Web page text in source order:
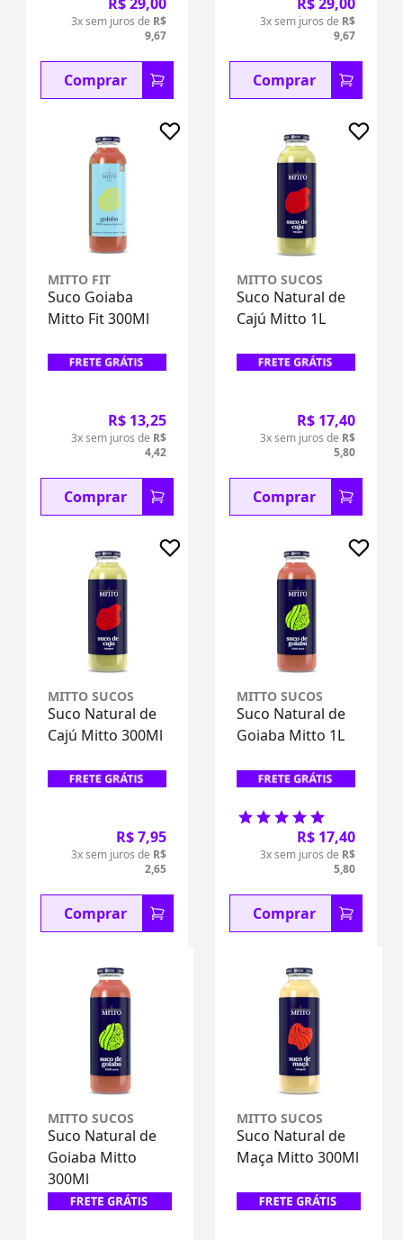
3x sem juros de R$
9,67
Comprar
3x sem juros de R$
9,67
Comprar
MITTO FIT
Suco Goiaba
Mitto Fit 300Ml
R$ 13,25
3x sem juros de R$
4,42
Comprar
MITTO SUCOS
Suco Natural de
Cajú Mitto 1L
R$ 17,40
3x sem juros de R$
5,80
Comprar
MITTO SUCOS
Suco Natural de
Cajú Mitto 300Ml
R$ 7,95
3x sem juros de R$
2,65
Comprar
MITTO SUCOS
Suco Natural de
Goiaba Mitto 1L
R$ 17,40
3x sem juros de R$
5,80
Comprar
MITTO SUCOS
Suco Natural de
Goiaba Mitto
300Ml
MITTO SUCOS
Suco Natural de
Maça Mitto 300Ml